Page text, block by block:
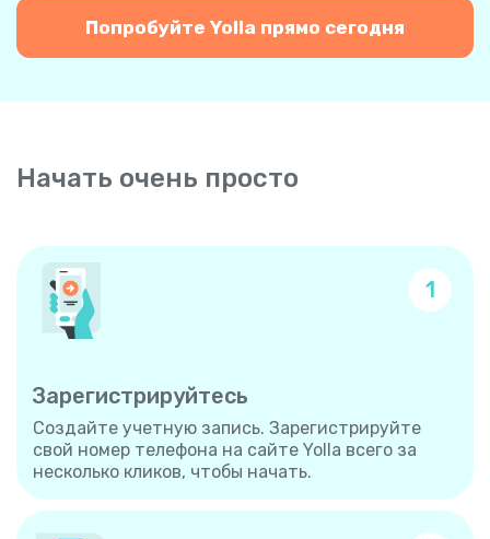
Попробуйте Yolla прямо сегодня
Начать очень просто
1
Зарегистрируйтесь
Создайте учетную запись. Зарегистрируйте
свой номер телефона на сайте Yolla всего за
несколько кликов, чтобы начать.